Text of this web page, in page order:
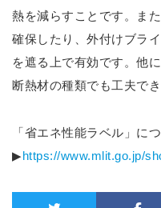
熱を減らすことです。ま
確保したり、外付けブラ
を遮る上で有効です。他
断熱材の種類でも工夫でき
「省エネ性能ラベル」に
▶https://www.mlit.go.jp/